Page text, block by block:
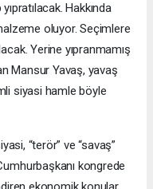
Hakkında
oluyor. Seçimlere
Yerine yıpranmamış
Mansur Yavaş, yavaş
siyasi hamle böyle
“terör” ve “savaş”
kongrede